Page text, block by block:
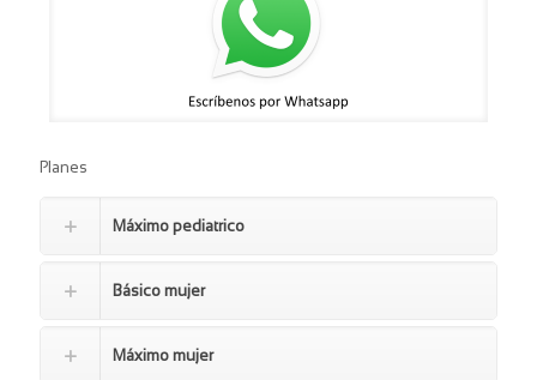
Planes
Máximo pediatrico
Básico mujer
Máximo mujer